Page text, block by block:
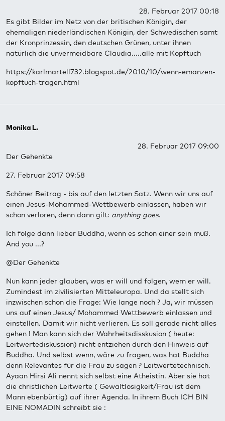
28. Februar 2017 00:18
Es gibt Bilder im Netz von der britischen Königin, der
ehemaligen niederländischen Königin, der Schwedischen samt
der Kronprinzessin, den deutschen Grünen, unter ihnen
natürlich die unvermeidbare Claudia.....alle mit Kopftuch
https://karlmartell732.blogspot.de/2010/10/wenn-emanzen-
kopftuch-tragen.html
Monika L.
28. Februar 2017 09:00
Der Gehenkte
27. Februar 2017 09:58
Schöner Beitrag - bis auf den letzten Satz. Wenn wir uns auf
einen Jesus-Mohammed-Wettbewerb einlassen, haben wir
schon verloren, denn dann gilt: anything goes.
Ich folge dann lieber Buddha, wenn es schon einer sein muß.
And you ...?
@Der Gehenkte
Nun kann jeder glauben, was er will und folgen, wem er will.
Zumindest im zivilisierten Mitteleuropa. Und da stellt sich
inzwischen schon die Frage: Wie lange noch ? Ja, wir müssen
uns auf einen Jesus/ Mohammed Wettbewerb einlassen und
einstellen. Damit wir nicht verlieren. Es soll gerade nicht alles
gehen ! Man kann sich der Wahrheitsdisskusion ( heute:
Leitwertediskussion) nicht entziehen durch den Hinweis auf
Buddha. Und selbst wenn, wäre zu fragen, was hat Buddha
denn Relevantes für die Frau zu sagen ? Leitwertetechnisch.
Ayaan Hirsi Ali nennt sich selbst eine Atheistin. Aber sie hat
die christlichen Leitwerte ( Gewaltlosigkeit/Frau ist dem
Mann ebenbürtig) auf ihrer Agenda. In ihrem Buch ICH BIN
EINE NOMADIN schreibt sie :